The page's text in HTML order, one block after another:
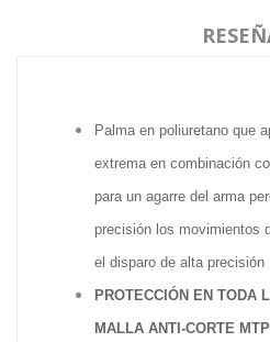
Palma en poliuretano que
extrema en combinación
para un agarre del arma
precisión los movimientos
el disparo de alta precisión
PROTECCIÓN EN TODA
MALLA ANTI-CORTE